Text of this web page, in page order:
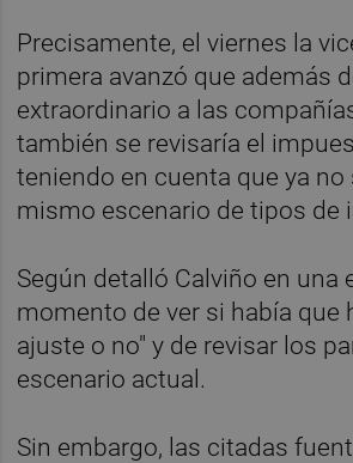
Precisamente, el viernes la
primera avanzó que además
extraordinario a las
también se revisaría el
teniendo en cuenta que ya no
mismo escenario de tipos de
Según detalló Calviño en una
momento de ver si había que
ajuste o no" y de revisar los
escenario actual.
Sin embargo, las citadas